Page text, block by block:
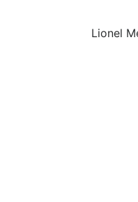
Lionel